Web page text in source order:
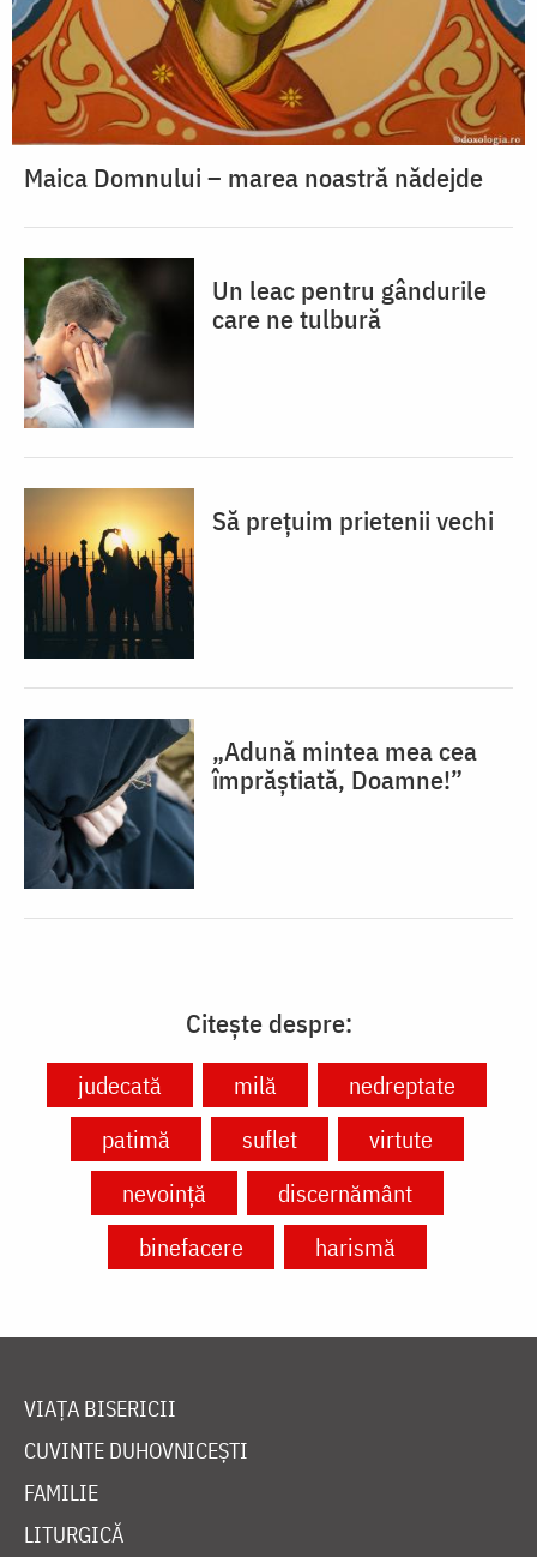
Maica Domnului – marea noastră nădejde
Un leac pentru gândurile
care ne tulbură
Să prețuim prietenii vechi
„Adună mintea mea cea
împrăștiată, Doamne!”
Citește despre:
judecată milă
nedreptate
patimă
suflet
virtute
nevoință
discernământ
binefacere
harismă
VIAȚA BISERICII
CUVINTE DUHOVNICEȘTI
FAMILIE
LITURGICĂ